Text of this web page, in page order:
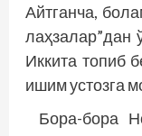
Айтганча,
лаҳзалар”дан
Иккита топиб
ишим устозга
Бора-бора